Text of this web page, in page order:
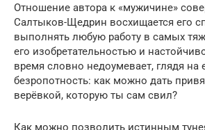
Отношение автора к «мужичине»
Салтыков-Щедрин восхищается его
выполнять любую работу в самых
его изобретательностью и
время словно недоумевает, глядя на
безропотность: как можно дать
верёвкой, которую ты сам свил?
Как можно позволить истинным